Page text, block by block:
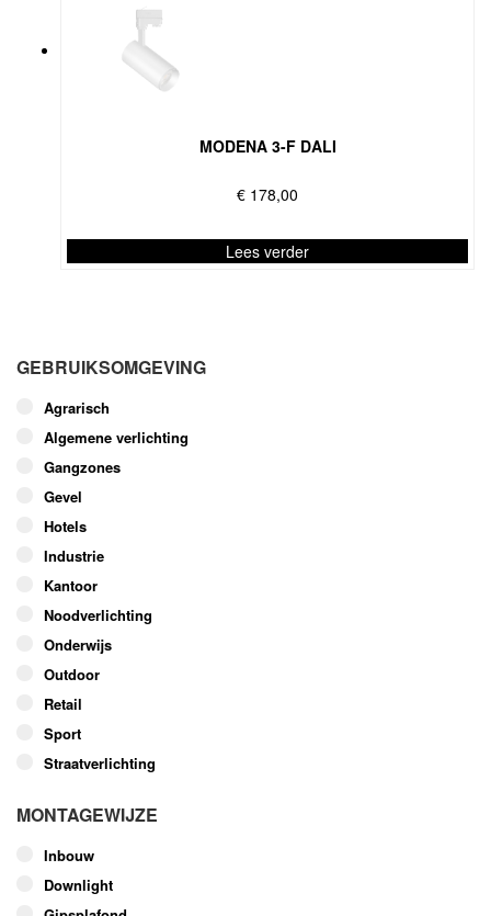
meerdere
op
de
MODENA 3-F DALI
€ 178,00
Lees verder
variaties.
optie
kan
gekozen
worden
op
productpagina
GEBRUIKSOMGEVING
Agrarisch
Algemene verlichting
Gangzones
Gevel
Hotels
Industrie
Kantoor
Noodverlichting
Onderwijs
Outdoor
Retail
Sport
Straatverlichting
MONTAGEWIJZE
Inbouw
Downlight